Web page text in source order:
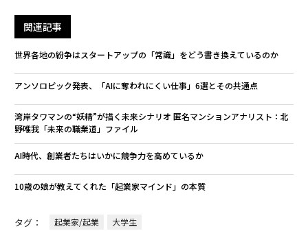
関連記事
世界各地の紛争はスタートアップの「常識」をどう書き換えているのか
アンソロピック発表、「AIに奪われにくい仕事」6選とその共通点
湾岸タワマンの“妖精”が描く未来シナリオ 匿名マンションアナリスト：北
野唯我「未来の職業道」ファイル
AI時代、創業者たちはいかに競争力を高めているか
10歳の娘が教えてくれた「起業家マインド」の本質
タグ： 起業家/起業 大学生